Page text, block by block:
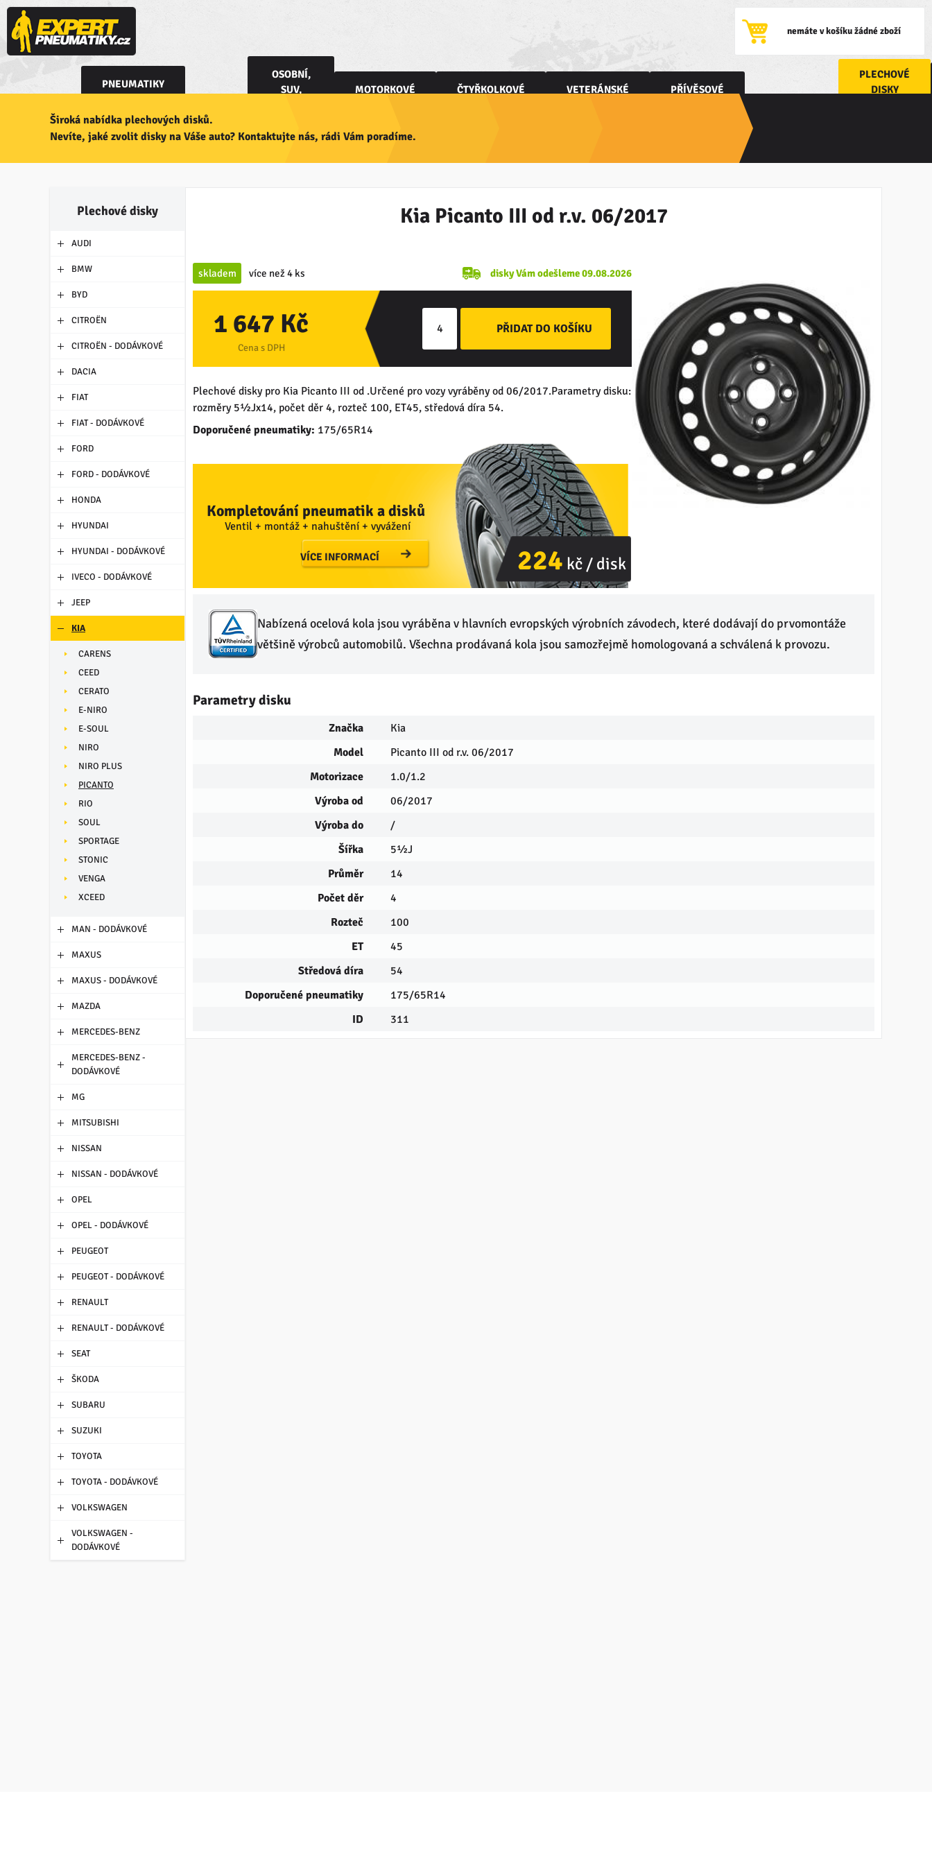
nemáte v košíku žádné zboží
PNEUMATIKY
OSOBNÍ,
SUV,
MOTORKOVÉ ČTYŘKOLKOVÉ VETERÁNSKÉ PŘÍVĚSOVÉ
PLECHOVÉ
DISKY
Široká nabídka plechových disků.
Nevíte, jaké zvolit disky na Váše auto? Kontaktujte nás, rádi Vám poradíme.
Plechové disky
AUDI
BMW
BYD
CITROËN
CITROËN - DODÁVKOVÉ
DACIA
FIAT
FIAT - DODÁVKOVÉ
FORD
FORD - DODÁVKOVÉ
HONDA
HYUNDAI
HYUNDAI - DODÁVKOVÉ
IVECO - DODÁVKOVÉ
JEEP
KIA
CARENS
CEED
CERATO
E-NIRO
E-SOUL
NIRO
NIRO PLUS
PICANTO
RIO
SOUL
SPORTAGE
STONIC
VENGA
XCEED
MAN - DODÁVKOVÉ
MAXUS
MAXUS - DODÁVKOVÉ
MAZDA
MERCEDES-BENZ
MERCEDES-BENZ -
DODÁVKOVÉ
MG
MITSUBISHI
NISSAN
NISSAN - DODÁVKOVÉ
OPEL
OPEL - DODÁVKOVÉ
PEUGEOT
PEUGEOT - DODÁVKOVÉ
RENAULT
RENAULT - DODÁVKOVÉ
SEAT
ŠKODA
SUBARU
SUZUKI
TOYOTA
TOYOTA - DODÁVKOVÉ
VOLKSWAGEN
VOLKSWAGEN -
DODÁVKOVÉ
Kia Picanto III od r.v. 06/2017
skladem více než 4 ks disky Vám odešleme 09.08.2026
1 647 Kč
Cena s DPH
Plechové disky pro Kia Picanto III od .Určené pro vozy vyráběny od 06/2017.Parametry disku:
rozměry 5½Jx14, počet děr 4, rozteč 100, ET45, středová díra 54.
Doporučené pneumatiky: 175/65R14
Kompletování pneumatik a disků
Ventil + montáž + nahuštění + vyvážení
VÍCE INFORMACÍ 224 kč / disk
Nabízená ocelová kola jsou vyráběna v hlavních evropských výrobních závodech, které dodávají do prvomontáže
většině výrobců automobilů. Všechna prodávaná kola jsou samozřejmě homologovaná a schválená k provozu.
Parametry disku
Značka
Kia
Model
Picanto III od r.v. 06/2017
Motorizace
1.0/1.2
Výroba od
06/2017
Výroba do
/
Šířka
5½J
Průměr
14
Počet děr
4
Rozteč
100
ET
45
Středová díra
54
Doporučené pneumatiky
175/65R14
ID
311